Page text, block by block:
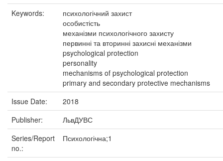
Keywords:
психологічний захист
особистість
механізми психологічного захисту
первинні та вторинні захисні механізми
psychological protection
personality
mechanisms of psychological protection
primary and secondary protective mechanisms
Issue Date:
2018
Publisher:
ЛьвДУВС
Series/Report
no.:
Психологічна;1